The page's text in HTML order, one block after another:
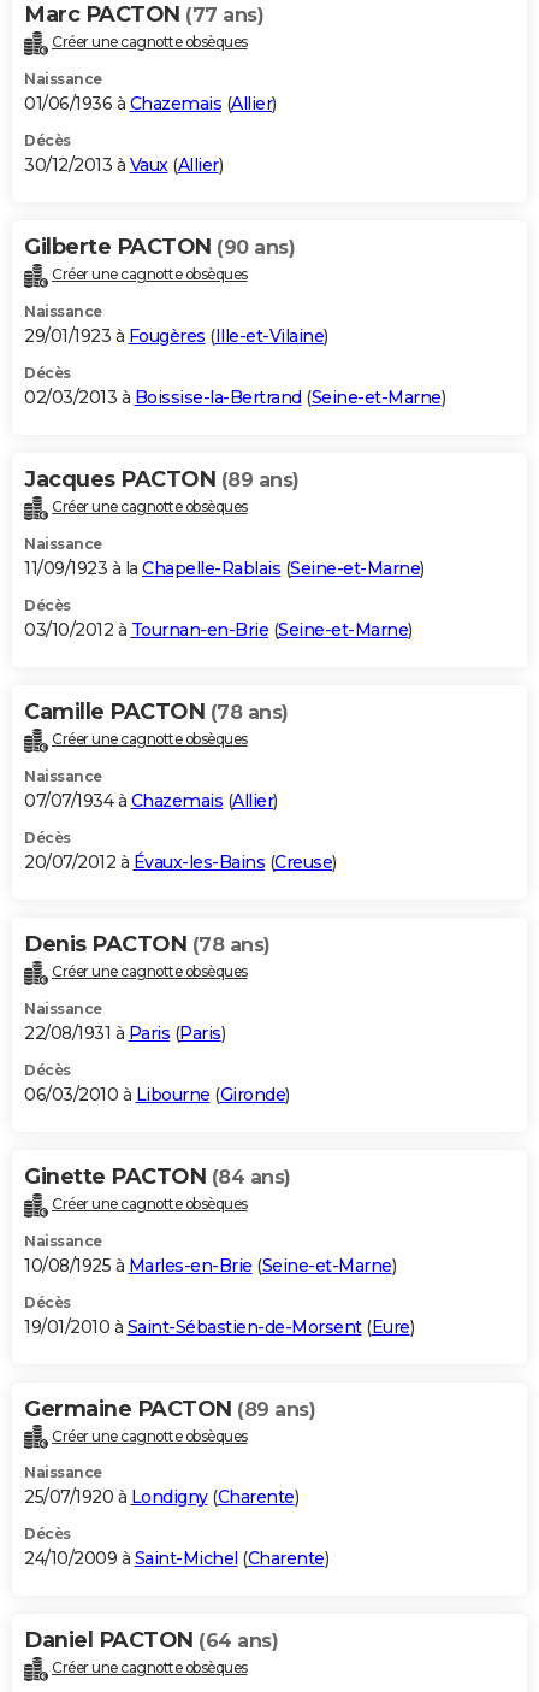
Marc PACTON (77 ans)
Créer une cagnotte obsèques
Naissance
01/06/1936 à Chazemais (Allier)
Décès
30/12/2013 à Vaux(Allier)
Gilberte PACTON (90 ans)
Créer une cagnotte obsèques
Naissance
29/01/1923 à Fougères (Ille-et-Vilaine)
Décès
02/03/2013 à Boissise-la-Bertrand (Seine-et-Marne)
Jacques PACTON (89 ans)
Créer une cagnotte obsèques
Naissance
11/09/1923 à la Chapelle-Rablais (Seine-et-Marne)
Décès
03/10/2012 à Tournan-en-Brie (Seine-et-Marne)
Camille PACTON (78 ans)
Créer une cagnotte obsèques
Naissance
07/07/1934 à Chazemais (Allier)
Décès
20/07/2012 à Évaux-les-Bains (Creuse)
Denis PACTON (78 ans)
Créer une cagnotte obsèques
Naissance
22/08/1931 à Paris (Paris)
Décès
06/03/2010 à Libourne (Gironde)
Ginette PACTON (84 ans)
Créer une cagnotte obsèques
Naissance
10/08/1925 à Marles-en-Brie (Seine-et-Marne)
Décès
19/01/2010 à Saint-Sébastien-de-Morsent(Eure)
Germaine PACTON (89 ans)
Créer une cagnotte obsèques
Naissance
25/07/1920 à Londigny(Charente)
Décès
24/10/2009 à Saint-Michel (Charente)
Daniel PACTON (64 ans)
Créer une cagnotte obsèques